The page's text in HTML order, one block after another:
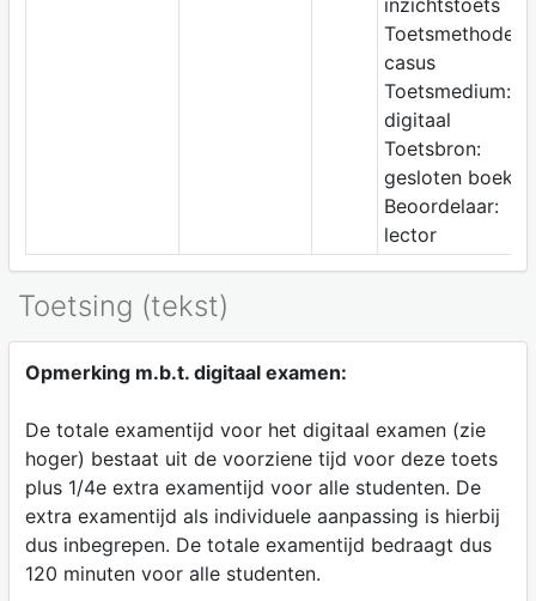
inzichtstoets
Toetsmethode:
casus
Toetsmedium:
digitaal
Toetsbron:
gesloten boek
Beoordelaar:
lector
Toetsing (tekst)
Opmerking m.b.t. digitaal examen:
De totale examentijd voor het digitaal examen (zie
hoger) bestaat uit de voorziene tijd voor deze toets
plus 1/4e extra examentijd voor alle studenten. De
extra examentijd als individuele aanpassing is hierbij
dus inbegrepen. De totale examentijd bedraagt dus
120 minuten voor alle studenten.